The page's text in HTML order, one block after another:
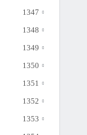
1347
1348
1349
1350
1351
1352
1353